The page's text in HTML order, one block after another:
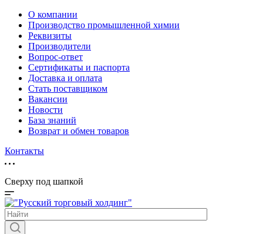
О компании
Производство промышленной химии
Реквизиты
Производители
Вопрос-ответ
Сертификаты и паспорта
Доставка и оплата
Стать поставщиком
Вакансии
Новости
База знаний
Возврат и обмен товаров
Контакты
Сверху под шапкой